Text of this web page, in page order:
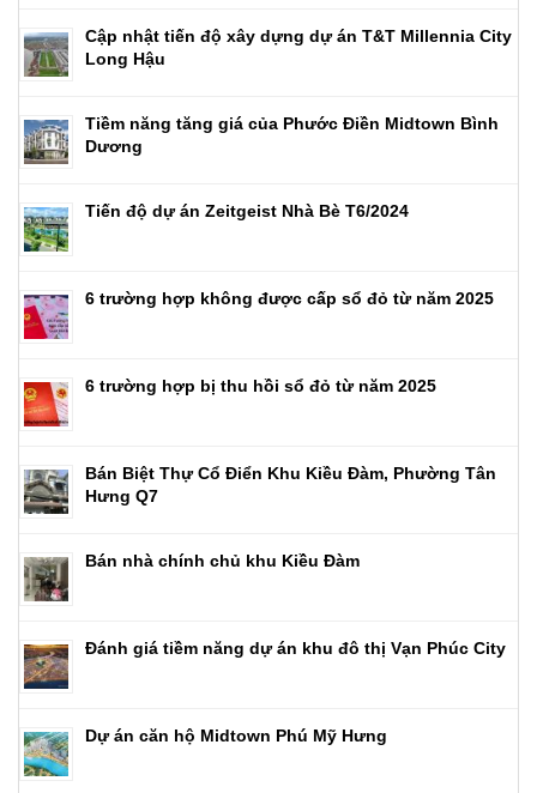
Cập nhật tiến độ xây dựng dự án T&T Millennia City
Long Hậu
Tiềm năng tăng giá của Phước Điền Midtown Bình
Dương
Tiến độ dự án Zeitgeist Nhà Bè T6/2024
6 trường hợp không được cấp sổ đỏ từ năm 2025
6 trường hợp bị thu hồi sổ đỏ từ năm 2025
Bán Biệt Thự Cổ Điển Khu Kiều Đàm, Phường Tân
Hưng Q7
Bán nhà chính chủ khu Kiều Đàm
Đánh giá tiềm năng dự án khu đô thị Vạn Phúc City
Dự án căn hộ Midtown Phú Mỹ Hưng